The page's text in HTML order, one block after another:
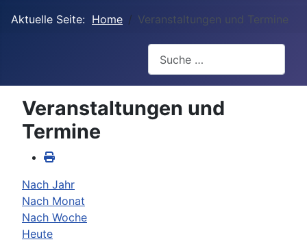
Aktuelle Seite: Home Veranstaltungen und Termine
Veranstaltungen und
Termine
Nach Jahr
Nach Monat
Nach Woche
Heute